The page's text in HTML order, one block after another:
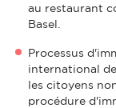
au restaurant
Basel.
Processus
international
les citoyens
procédure